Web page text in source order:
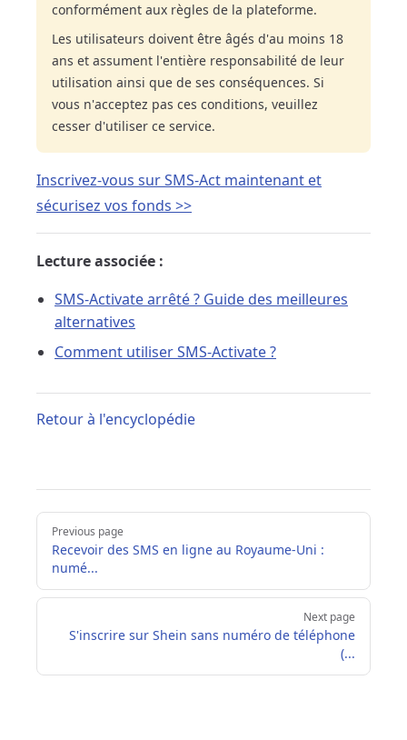
conformément aux règles de la plateforme.
Les utilisateurs doivent être âgés d'au moins 18
ans et assument l'entière responsabilité de leur
utilisation ainsi que de ses conséquences. Si
vous n'acceptez pas ces conditions, veuillez
cesser d'utiliser ce service.
Inscrivez-vous sur SMS-Act maintenant et
sécurisez vos fonds >>
Lecture associée :
SMS-Activate arrêté ? Guide des meilleures
alternatives
Comment utiliser SMS-Activate ?
Retour à l'encyclopédie
Pager
Previous page
Recevoir des SMS en ligne au Royaume-Uni :
numé...
Next page
S'inscrire sur Shein sans numéro de téléphone
(...